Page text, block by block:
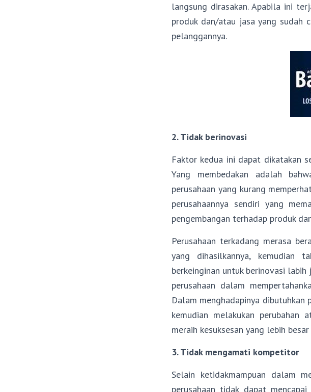
langsung dirasakan. Apabila ini
produk dan/atau jasa yang sudah
pelanggannya.
2. Tidak berinovasi
Faktor kedua ini dapat dikatakan
Yang membedakan adalah
perusahaan yang kurang
perusahaannya sendiri yang
pengembangan terhadap produk
Perusahaan terkadang merasa
yang dihasilkannya, kemudian
berkeinginan untuk berinovasi
perusahaan dalam
Dalam menghadapinya
kemudian melakukan perubahan
meraih kesuksesan yang lebih
3. Tidak mengamati kompetitor
Selain ketidakmampuan dalam
perusahaan tidak dapat